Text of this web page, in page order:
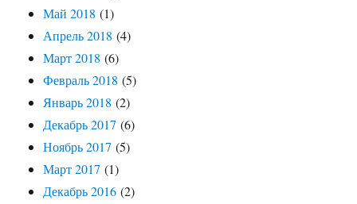
Май 2018 (1)
Апрель 2018 (4)
Март 2018 (6)
Февраль 2018 (5)
Январь 2018 (2)
Декабрь 2017 (6)
Ноябрь 2017 (5)
Март 2017 (1)
Декабрь 2016 (2)